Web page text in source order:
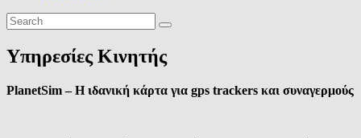
Υπηρεσίες Κινητής
PlanetSim – Η ιδανική κάρτα για gps trackers και συναγερμούς